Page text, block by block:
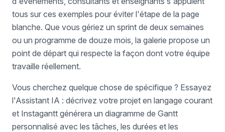
tous sur ces exemples pour éviter l'étape de la page
blanche. Que vous gériez un sprint de deux semaines
ou un programme de douze mois, la galerie propose un
point de départ qui respecte la façon dont votre équipe
travaille réellement.
Vous cherchez quelque chose de spécifique ? Essayez
l'Assistant IA : décrivez votre projet en langage courant
et Instagantt générera un diagramme de Gantt
personnalisé avec les tâches, les durées et les